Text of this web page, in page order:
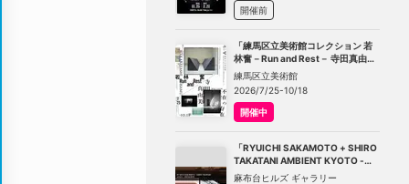
開催前
「練馬区立美術館コレクション 若
林奮－Run and Rest－ 寺田真由美
－不在の存在－」
練馬区立美術館
2026/7/25-10/18
開催中
「RYUICHI SAKAMOTO + SHIRO
TAKATANI AMBIENT KYOTO -
TOKYO」
麻布台ヒルズ ギャラリー